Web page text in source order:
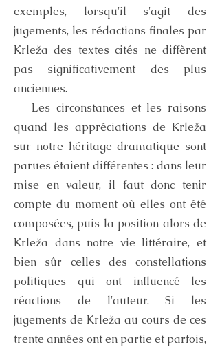
exemples, lorsqu'il s'agit des
jugements, les rédactions finales par
Krleža des textes cités ne diffèrent
pas significativement des plus
anciennes.
Les circonstances et les raisons
quand les appréciations de Krleža
sur notre héritage dramatique sont
parues étaient différentes : dans leur
mise en valeur, il faut donc tenir
compte du moment où elles ont été
composées, puis la position alors de
Krleža dans notre vie littéraire, et
bien sûr celles des constellations
politiques qui ont influencé les
réactions de l'auteur. Si les
jugements de Krleža au cours de ces
trente années ont en partie et parfois,